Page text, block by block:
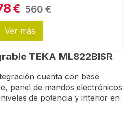
€ 560 €
Ver más
TEKA ML822BISR
cuenta con base
panel de mandos electrónicos
de potencia y interior en